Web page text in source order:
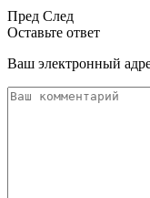
Пред След
Оставьте ответ
Ваш электронный